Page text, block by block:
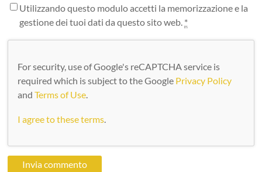
Utilizzando questo modulo accetti la memorizzazione e la
gestione dei tuoi dati da questo sito web. *
For security, use of Google's reCAPTCHA service is
required which is subject to the Google Privacy Policy
andTerms of Use.
I agree to these terms